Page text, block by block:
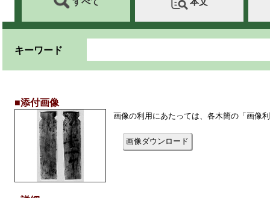
キーワード
■添付画像
画像の利用にあたっては、各木簡の「画像
画像ダウンロード